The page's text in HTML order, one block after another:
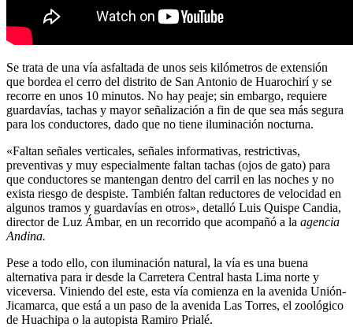
Se trata de una vía asfaltada de unos seis kilómetros de extensión
que bordea el cerro del distrito de San Antonio de Huarochirí y se
recorre en unos 10 minutos. No hay peaje; sin embargo, requiere
guardavías, tachas y mayor señalización a fin de que sea más segura
para los conductores, dado que no tiene iluminación nocturna.
«Faltan señales verticales, señales informativas, restrictivas,
preventivas y muy especialmente faltan tachas (ojos de gato) para
que conductores se mantengan dentro del carril en las noches y no
exista riesgo de despiste. También faltan reductores de velocidad en
algunos tramos y guardavías en otros», detalló Luis Quispe Candia,
director de Luz Ámbar, en un recorrido que acompañó a la agencia
Andina.
Pese a todo ello, con iluminación natural, la vía es una buena
alternativa para ir desde la Carretera Central hasta Lima norte y
viceversa. Viniendo del este, esta vía comienza en la avenida Unión-
Jicamarca, que está a un paso de la avenida Las Torres, el zoológico
de Huachipa o la autopista Ramiro Prialé.